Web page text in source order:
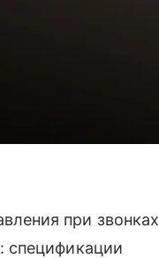
при звонках
спецификации